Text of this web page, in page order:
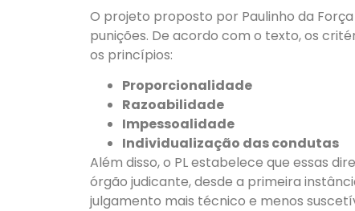
O projeto proposto por Paulinho da
punições. De acordo com o texto, os
os princípios:
Proporcionalidade
Razoabilidade
Impessoalidade
Individualização das condutas
Além disso, o PL estabelece que essas
órgão judicante, desde a primeira
julgamento mais técnico e menos